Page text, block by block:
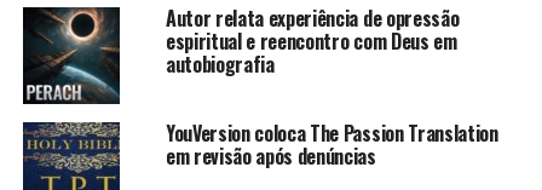
Autor relata experiência de opressão
espiritual e reencontro com Deus em
autobiografia
YouVersion coloca The Passion Translation
em revisão após denúncias